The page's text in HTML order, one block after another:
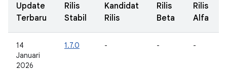
Update
Terbaru
Rilis
Stabil
Kandidat
Rilis
Rilis
Beta
Rilis
Alfa
14
Januari
2026
1.7.0 - - -